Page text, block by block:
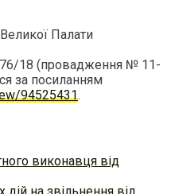
Палати
18 (провадження № 11-
за посиланням
94525431.
виконавця від